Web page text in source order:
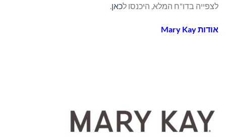
לצפייה בדו"ח המלא, היכנסו לכאן
אודותMary Kay